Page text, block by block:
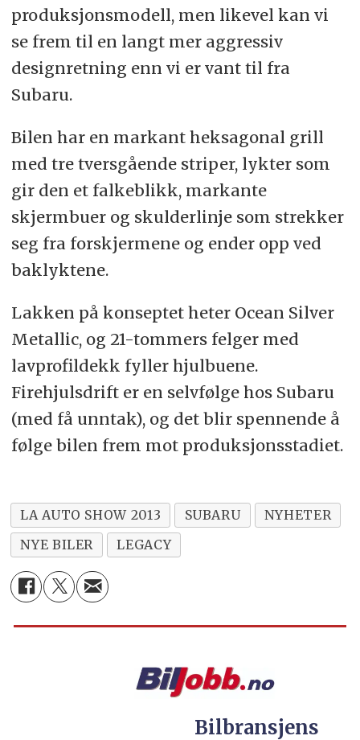
produksjonsmodell, men likevel kan vi
se frem til en langt mer aggressiv
designretning enn vi er vant til fra
Subaru.
Bilen har en markant heksagonal grill
med tre tversgående striper, lykter som
gir den et falkeblikk, markante
skjermbuer og skulderlinje som strekker
seg fra forskjermene og ender opp ved
baklyktene.
Lakken på konseptet heter Ocean Silver
Metallic, og 21-tommers felger med
lavprofildekk fyller hjulbuene.
Firehjulsdrift er en selvfølge hos Subaru
(med få unntak), og det blir spennende å
følge bilen frem mot produksjonsstadiet.
LA AUTO SHOW 2013 SUBARU
NYHETER
NYE BILER
LEGACY
Bilbransjens